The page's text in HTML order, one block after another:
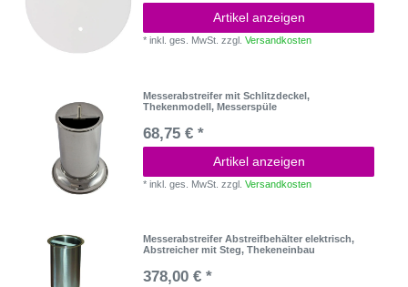
Artikel anzeigen
*inkl. ges. MwSt. zzgl.Versandkosten
Messerabstreifer mit Schlitzdeckel,
Thekenmodell, Messerspüle
68,75 € *
Artikel anzeigen
*inkl. ges. MwSt. zzgl.Versandkosten
Messerabstreifer Abstreifbehälter elektrisch,
Abstreicher mit Steg, Thekeneinbau
378,00 € *